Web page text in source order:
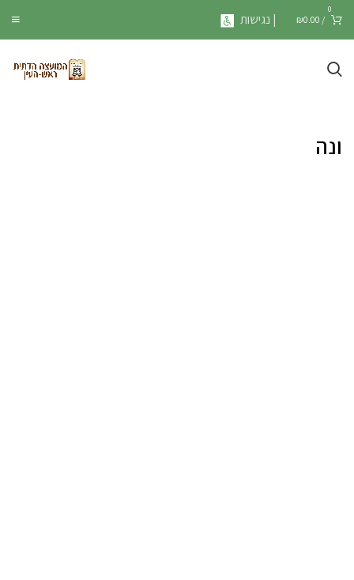
0
/
₪0.00 | נגישות
ונה